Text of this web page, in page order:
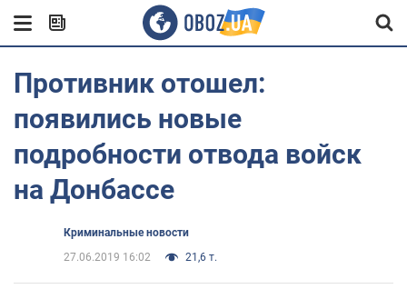
Противник отошел:
появились новые
подробности отвода войск
на Донбассе
Криминальные новости
27.06.2019 16:02
21,6 т.